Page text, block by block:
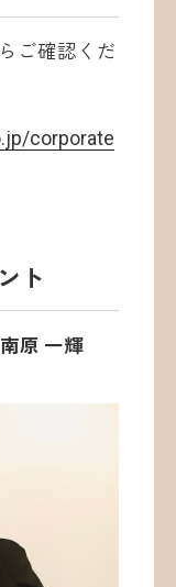
ご確認くだ
corporate
ト
原 一輝